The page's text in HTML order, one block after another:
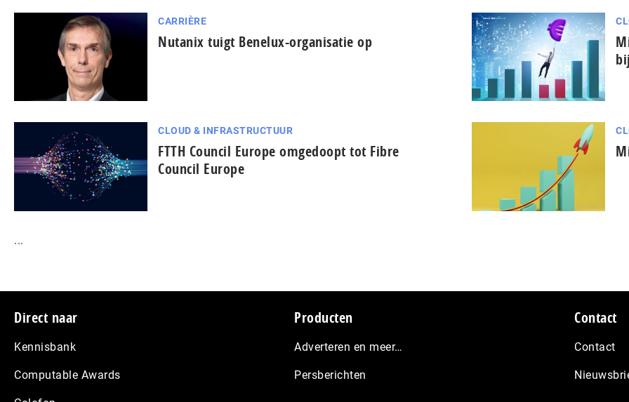
CARRIÈRE
Nutanix tuigt Benelux-organisatie op
CLOUD & INFRASTRUCTUUR
FTTH Council Europe omgedoopt tot Fibre
Council Europe
...
Footer
Direct naar
Kennisbank
Computable Awards
Producten
Adverteren en meer…
Persberichten
Contact
Contact